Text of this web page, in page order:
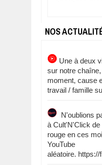
NOS
Une à deux
sur notre
moment, cause
travail / famille
N'oublions
à Cult'N'Click de
rouge en ces
YouTube
aléatoire.